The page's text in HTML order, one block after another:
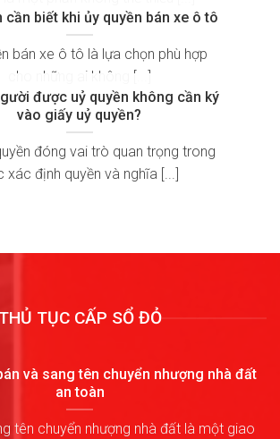
cần biết khi ủy quyền bán xe ô tô
bán xe ô tô là lựa chọn phù hợp
cho những ai không [...]
được uỷ quyền không cần ký
vào giấy uỷ quyền?
đóng vai trò quan trọng trong
xác định quyền và nghĩa [...]
THỦ TỤC CẤP SỔ ĐỎ
và sang tên chuyển nhượng nhà đất
an toàn
tên chuyển nhượng nhà đất là một giao